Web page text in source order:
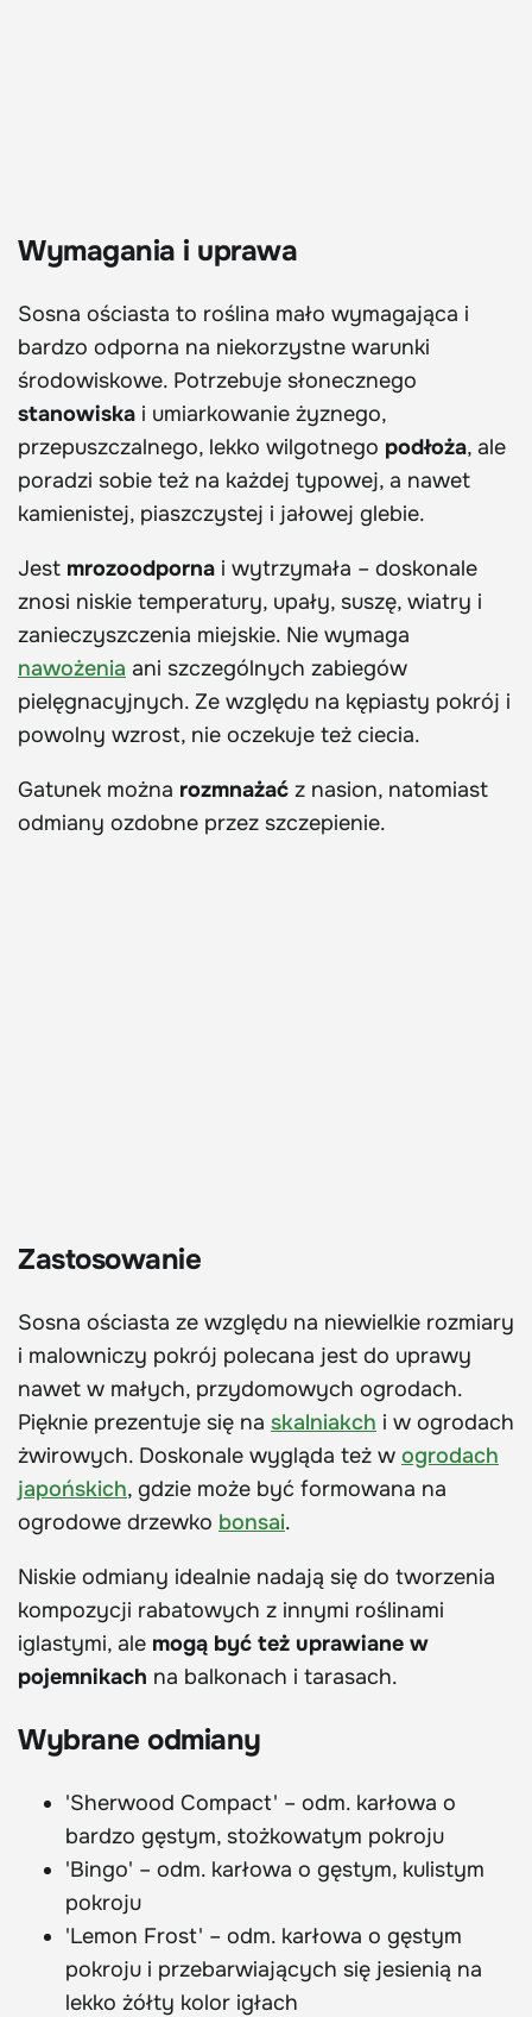
Wymagania i uprawa
Sosna ościasta to roślina mało wymagająca i
bardzo odporna na niekorzystne warunki
środowiskowe. Potrzebuje słonecznego
stanowiska i umiarkowanie żyznego,
przepuszczalnego, lekko wilgotnego podłoża, ale
poradzi sobie też na każdej typowej, a nawet
kamienistej, piaszczystej i jałowej glebie.
Jest mrozoodporna i wytrzymała – doskonale
znosi niskie temperatury, upały, suszę, wiatry i
zanieczyszczenia miejskie. Nie wymaga
nawożenia ani szczególnych zabiegów
pielęgnacyjnych. Ze względu na kępiasty pokrój i
powolny wzrost, nie oczekuje też ciecia.
Gatunek można rozmnażać z nasion, natomiast
odmiany ozdobne przez szczepienie.
Zastosowanie
Sosna ościasta ze względu na niewielkie rozmiary
i malowniczy pokrój polecana jest do uprawy
nawet w małych, przydomowych ogrodach.
Pięknie prezentuje się na skalniakch i w ogrodach
żwirowych. Doskonale wygląda też w ogrodach
japońskich, gdzie może być formowana na
ogrodowe drzewko bonsai.
Niskie odmiany idealnie nadają się do tworzenia
kompozycji rabatowych z innymi roślinami
iglastymi, ale mogą być też uprawiane w
pojemnikach na balkonach i tarasach.
Wybrane odmiany
'Sherwood Compact' – odm. karłowa o
bardzo gęstym, stożkowatym pokroju
'Bingo' – odm. karłowa o gęstym, kulistym
pokroju
'Lemon Frost' – odm. karłowa o gęstym
pokroju i przebarwiających się jesienią na
lekko żółty kolor igłach